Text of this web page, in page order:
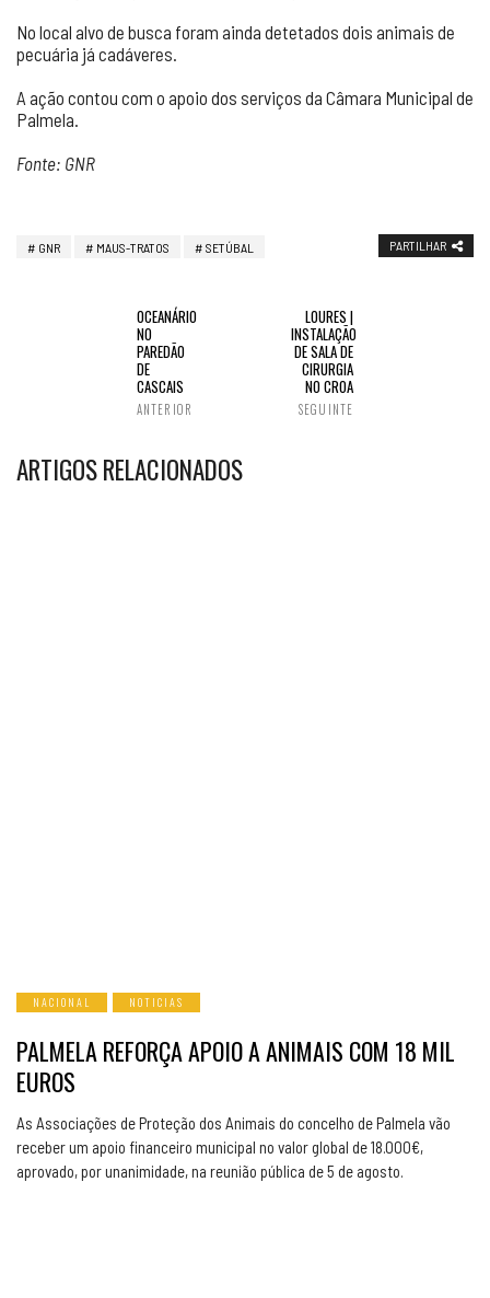
No local alvo de busca foram ainda detetados dois animais de
pecuária já cadáveres.
A ação contou com o apoio dos serviços da Câmara Municipal de
Palmela.
Fonte: GNR
GNR MAUS-TRATOS SETÚBAL PARTILHAR
OCEANÁRIO
NO
PAREDÃO
DE
CASCAIS
ANTERIOR
LOURES |
INSTALAÇÃO
DE SALA DE
CIRURGIA
NO CROA
SEGUINTE
ARTIGOS RELACIONADOS
NACIONAL NOTICIAS
PALMELA REFORÇA APOIO A ANIMAIS COM 18 MIL
EUROS
As Associações de Proteção dos Animais do concelho de Palmela vão
receber um apoio financeiro municipal no valor global de 18.000€,
aprovado, por unanimidade, na reunião pública de 5 de agosto.